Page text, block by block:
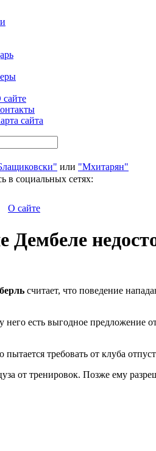
сайта
или "Мхитарян"
в социальных сетях:
О сайте
Дембеле
считает, что поведение
него есть выгодное
требовать от клуба
от тренировок. Позже ему